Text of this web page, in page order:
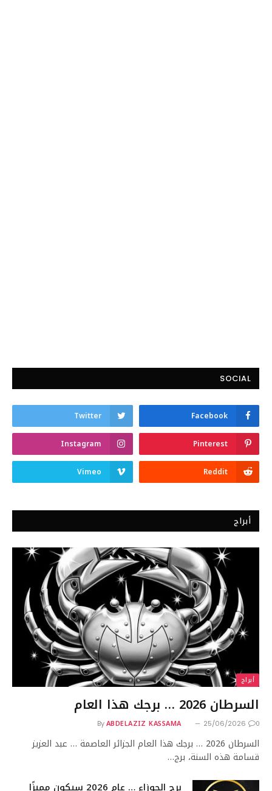
SOCIAL
Facebook
Twitter
Pinterest
Instagram
Reddit
Vimeo
أبراج
أبراج
السرطان 2026 … برجك هذا العام
By ABDELAZIZ KASSAMA 25/06/2026 0
السرطان 2026 … برجك هذا العام الجزائر العاصمة … عبد العزيز
قسامة هذه السنة، برج…
برج الجوزاء … عام 2026 سيكون مميزًا